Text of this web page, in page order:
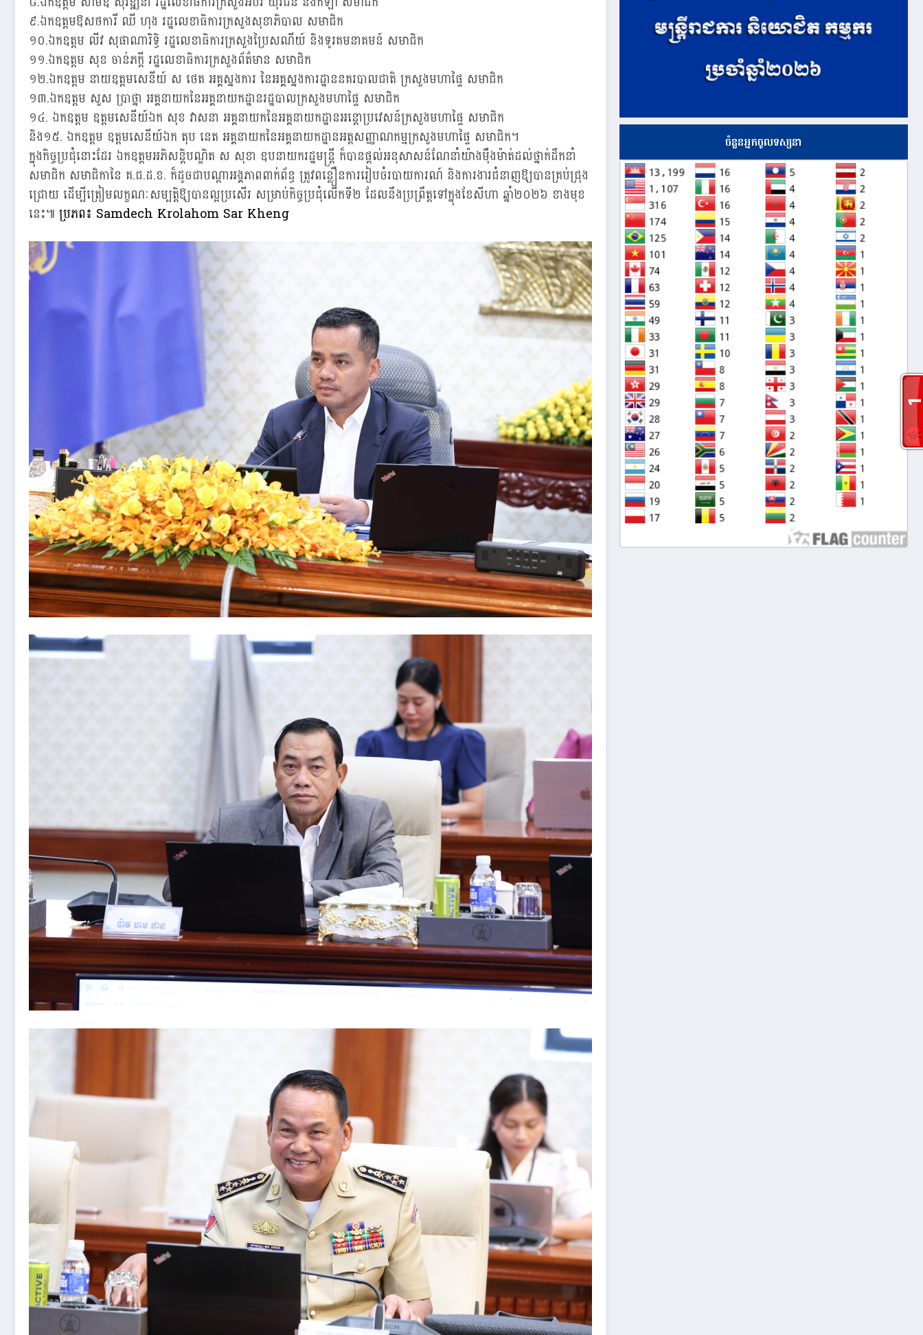
៩.ឯកឧត្តមឱសថការី ឈី ហុង រដ្ឋលេខាធិការក្រសួងសុខាភិបាល សមាជិក
១០.ឯកឧត្តម លីវ សុផាណារិទ្ធិ រដ្ឋលេខាធិការក្រសួងប្រៃសណីយ៍ និងទូរគមនាគមន៍ សមាជិក
១១.ឯកឧត្តម សុខ ចាន់ភក្តី រដ្ឋលេខាធិការក្រសួងព័ត៌មាន សមាជិក
១២.ឯកឧត្តម នាយឧត្តមសេនីយ៍ ស ថេត អគ្គស្នងការ នៃអគ្គស្នងការដ្ឋាននគរបាលជាតិ ក្រសួងមហាផ្ទៃ សមាជិក
១៣.ឯកឧត្តម សួស ប្រាថ្នា អគ្គនាយកនៃអគ្គនាយកដ្ឋានរដ្ឋបាលក្រសួងមហាផ្ទៃ សមាជិក
១៤. ឯកឧត្តម ឧត្តមសេនីយ៍ឯក សុខ វាសនា អគ្គនាយកនៃអគ្គនាយកដ្ឋានអន្តោប្រវេសន៍ក្រសួងមហាផ្ទៃ សមាជិក
និង១៥. ឯកឧត្តម ឧត្តមសេនីយ៍ឯក តុប នេត អគ្គនាយកនៃអគ្គនាយកដ្ឋានអត្តសញ្ញាណកម្មក្រសួងមហាផ្ទៃ សមាជិក។
ក្នុងកិច្ចប្រជុំនោះដែរ ឯកឧត្តមអភិសន្តិបណ្ឌិត ស សុខា ឧបនាយករដ្ឋមន្ត្រី ក៏បានផ្តល់អនុសាសន៍ណែនាំយ៉ាងម៉ឺងម៉ាត់ដល់ថ្នាក់ដឹកនាំ
សមាជិក សមាជិកានៃ គ.ជ.ដ.ខ. ក៏ដូចជាបណ្តាអង្គភាពពាក់ព័ន្ធ ត្រូវពន្លឿនការរៀបចំរបាយការណ៍ និងការងារជំនាញឱ្យបានគ្រប់ជ្រុង
ជ្រោយ ដើម្បីត្រៀមលក្ខណៈសម្បត្តិឱ្យបានល្អប្រសើរ សម្រាប់កិច្ចប្រជុំលើកទី២ ដែលនឹងប្រព្រឹត្តទៅក្នុងខែសីហា ឆ្នាំ២០២៦ ខាងមុខ
នេះ៕ ប្រភព៖ Samdech Krolahom Sar Kheng
ចំនួនអ្នកចូលទស្សនា